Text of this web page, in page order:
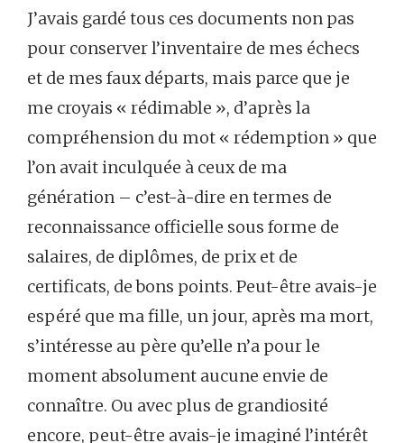
J’avais gardé tous ces documents non pas
pour conserver l’inventaire de mes échecs
et de mes faux départs, mais parce que je
me croyais « rédimable », d’après la
compréhension du mot « rédemption » que
l’on avait inculquée à ceux de ma
génération – c’est-à-dire en termes de
reconnaissance officielle sous forme de
salaires, de diplômes, de prix et de
certificats, de bons points. Peut-être avais-je
espéré que ma fille, un jour, après ma mort,
s’intéresse au père qu’elle n’a pour le
moment absolument aucune envie de
connaître. Ou avec plus de grandiosité
encore, peut-être avais-je imaginé l’intérêt